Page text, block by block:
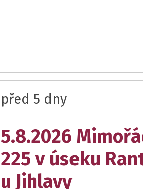
před 5 dny
5.8.2026
225 v úseku
u Jihlavy